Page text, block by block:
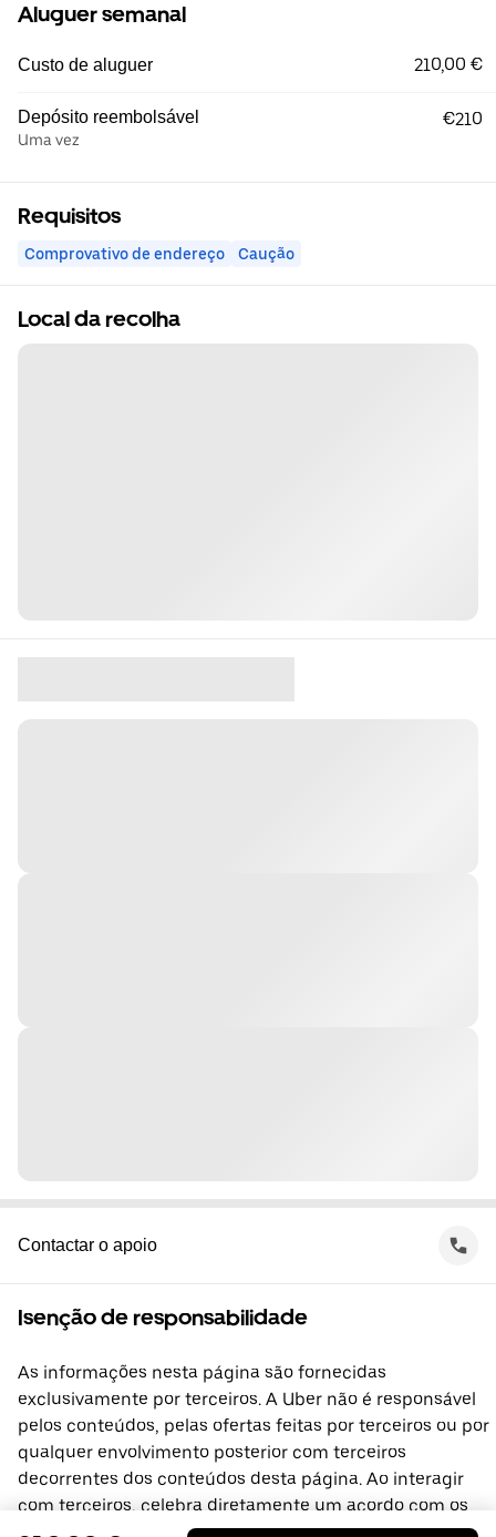
Aluguer semanal
Custo de aluguer 210,00 €
Depósito reembolsável
Uma vez
€210
Requisitos
Comprovativo de endereço Caução
Local da recolha
Contactar o apoio
Isenção de responsabilidade
As informações nesta página são fornecidas
exclusivamente por terceiros. A Uber não é responsável
pelos conteúdos, pelas ofertas feitas por terceiros ou por
qualquer envolvimento posterior com terceiros
decorrentes dos conteúdos desta página. Ao interagir
com terceiros, celebra diretamente um acordo com os
mesmos, do qual a Uber não é parte. Se tiver alguma